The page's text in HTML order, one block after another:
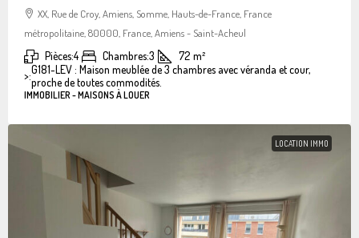
XX, Rue de Croy, Amiens, Somme, Hauts-de-France, France
métropolitaine, 80000, France, Amiens - Saint-Acheul
Pièces:4 Chambres:3 72 m²
>:G181-LEV : Maison meublée de 3 chambres avec véranda et cour,
proche de toutes commodités.
IMMOBILIER - MAISONS À LOUER
LOCATION IMMO